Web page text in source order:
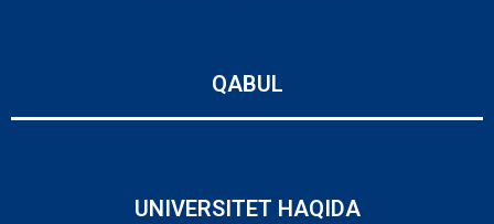
QABUL
UNIVERSITET HAQIDA